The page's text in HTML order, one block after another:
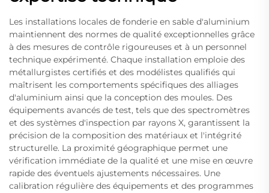
Les installations locales de fonderie en sable d'aluminium
maintiennent des normes de qualité exceptionnelles grâce
à des mesures de contrôle rigoureuses et à un personnel
technique expérimenté. Chaque installation emploie des
métallurgistes certifiés et des modélistes qualifiés qui
maîtrisent les comportements spécifiques des alliages
d'aluminium ainsi que la conception des moules. Des
équipements avancés de test, tels que des spectromètres
et des systèmes d'inspection par rayons X, garantissent la
précision de la composition des matériaux et l'intégrité
structurelle. La proximité géographique permet une
vérification immédiate de la qualité et une mise en œuvre
rapide des éventuels ajustements nécessaires. Une
calibration régulière des équipements et des programmes